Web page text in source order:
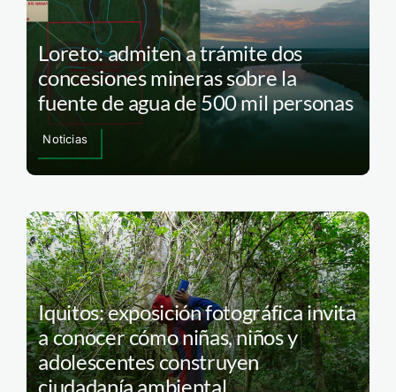
Loreto: admiten a trámite dos
concesiones mineras sobre la
fuente de agua de 500 mil personas
Noticias
Iquitos: exposición fotográfica invita
a conocer cómo niñas, niños y
adolescentes construyen
ciudadanía ambiental